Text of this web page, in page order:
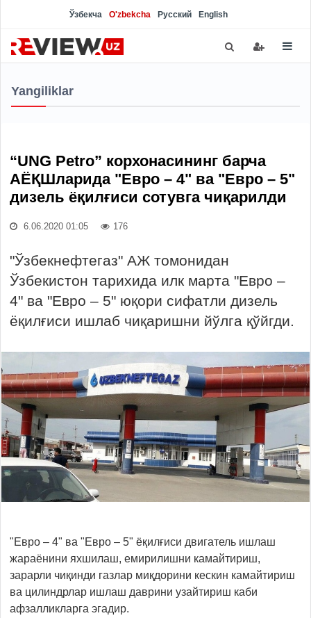
Ўзбекча O'zbekcha Русский English
Yangiliklar
“UNG Petro” корхонасининг барча
АЁҚШларида "Евро – 4" ва "Евро – 5"
дизель ёқилғиси сотувга чиқарилди
6.06.2020 01:05 176
"Ўзбекнефтегаз" АЖ томонидан
Ўзбекистон тарихида илк марта "Евро –
4" ва "Евро – 5" юқори сифатли дизель
ёқилғиси ишлаб чиқаришни йўлга қўйгди.
"Евро – 4" ва "Евро – 5" ёқилғиси двигатель ишлаш
жараёнини яхшилаш, емирилишни камайтириш,
зарарли чиқинди газлар миқдорини кескин камайтириш
ва цилиндрлар ишлаш даврини узайтириш каби
афзалликларга эгадир.